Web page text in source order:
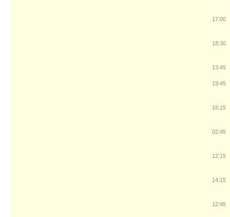
17:00
18:30
13:45
19:45
16:15
02:45
12:15
14:15
12:45